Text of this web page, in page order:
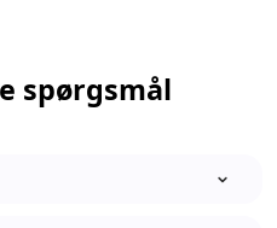
spørgsmål